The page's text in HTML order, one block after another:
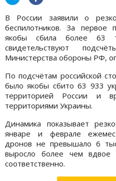
В России заявили о
беспилотников. За первое
якобы сбила более 63
свидетельствуют
Министерства обороны РФ,
По подсчётам российской
было якобы сбито 63 933
территорией России и
территориями Украины.
Динамика показывает
январе и феврале
дронов не превышало 6
выросло более чем
соответственно.